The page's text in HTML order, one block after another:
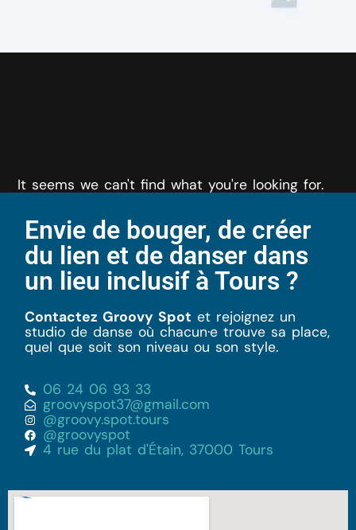
It seems we can't find what you're looking for.
Envie de bouger, de créer
du lien et de danser dans
un lieu inclusif à Tours ?
Contactez Groovy Spot et rejoignez un
studio de danse où chacun·e trouve sa place,
quel que soit son niveau ou son style.
06 24 06 93 33
groovyspot37@gmail.com
@groovy.spot.tours
@groovyspot
4 rue du plat d'Étain, 37000 Tours